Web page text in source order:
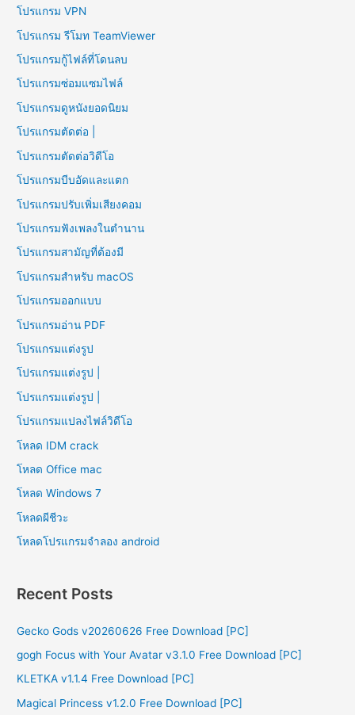
โปรแกรม VPN
โปรแกรม รีโมท TeamViewer
โปรแกรมกู้ไฟล์ที่โดนลบ
โปรแกรมซ่อมแซมไฟล์
โปรแกรมดูหนังยอดนิยม
โปรแกรมตัดต่อ |
โปรแกรมตัดต่อวิดีโอ
โปรแกรมบีบอัดและแตก
โปรแกรมปรับเพิ่มเสียงคอม
โปรแกรมฟังเพลงในตำนาน
โปรแกรมสามัญที่ต้องมี
โปรแกรมสำหรับ macOS
โปรแกรมออกแบบ
โปรแกรมอ่าน PDF
โปรแกรมแต่งรูป
โปรแกรมแต่งรูป |
โปรแกรมแต่งรูป |
โปรแกรมแปลงไฟล์วิดีโอ
โหลด IDM crack
โหลด Office mac
โหลด Windows 7
โหลดผีชีวะ
โหลดโปรแกรมจําลอง android
Recent Posts
Gecko Gods v20260626 Free Download [PC]
gogh Focus with Your Avatar v3.1.0 Free Download [PC]
KLETKA v1.1.4 Free Download [PC]
Magical Princess v1.2.0 Free Download [PC]